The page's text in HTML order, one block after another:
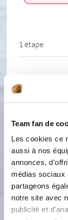
Team fan de
Les cookies ce
aussi à nos
annonces,
médias sociaux
partageons
notre site avec
publicité et
1 étape